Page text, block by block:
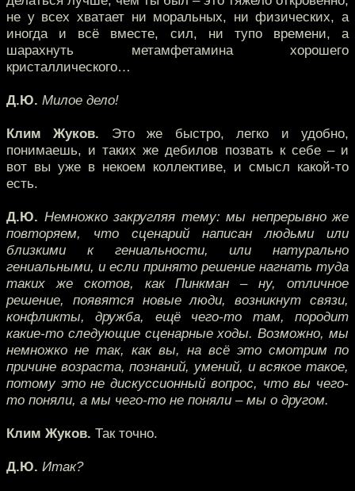
не у всех хватает ни моральных, ни физических, а
иногда и всё вместе, сил, ни тупо времени, а
шарахнуть метамфетамина хорошего
кристаллического…
Д.Ю. Милое дело!
Клим Жуков. Это же быстро, легко и удобно,
понимаешь, и таких же дебилов позвать к себе – и
вот вы уже в некоем коллективе, и смысл какой-то
есть.
Д.Ю. Немножко закругляя тему: мы непрерывно же
повторяем, что сценарий написан людьми или
близкими к гениальности, или натурально
гениальными, и если принято решение нагнать туда
таких же скотов, как Пинкман – ну, отличное
решение, появятся новые люди, возникнут связи,
конфликты, дружба, ещё чего-то там, породит
какие-то следующие сценарные ходы. Возможно, мы
немножко не так, как вы, на всё это смотрим по
причине возраста, познаний, умений, и всякое такое,
потому это не дискуссионный вопрос, что вы чего-
то поняли, а мы чего-то не поняли – мы о другом.
Клим Жуков. Так точно.
Д.Ю. Итак?